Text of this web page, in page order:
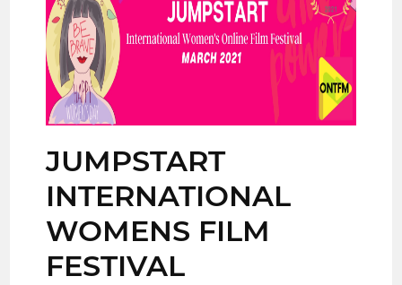
JUMPSTART
INTERNATIONAL
WOMENS FILM
FESTIVAL